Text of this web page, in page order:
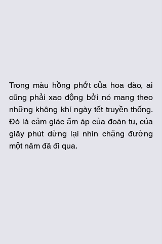
Trong màu hồng phớt của hoa đào, ai
cũng phải xao động bởi nó mang theo
những không khí ngày tết truyền thống.
Đó là cảm giác ấm áp của đoàn tụ, của
giây phút dừng lại nhìn chặng đường
một năm đã đi qua.